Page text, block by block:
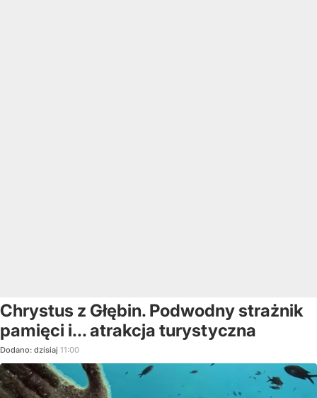
Chrystus z Głębin. Podwodny strażnik
pamięci i... atrakcja turystyczna
Dodano: dzisiaj 11:00